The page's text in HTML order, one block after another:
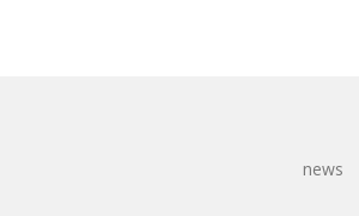
news